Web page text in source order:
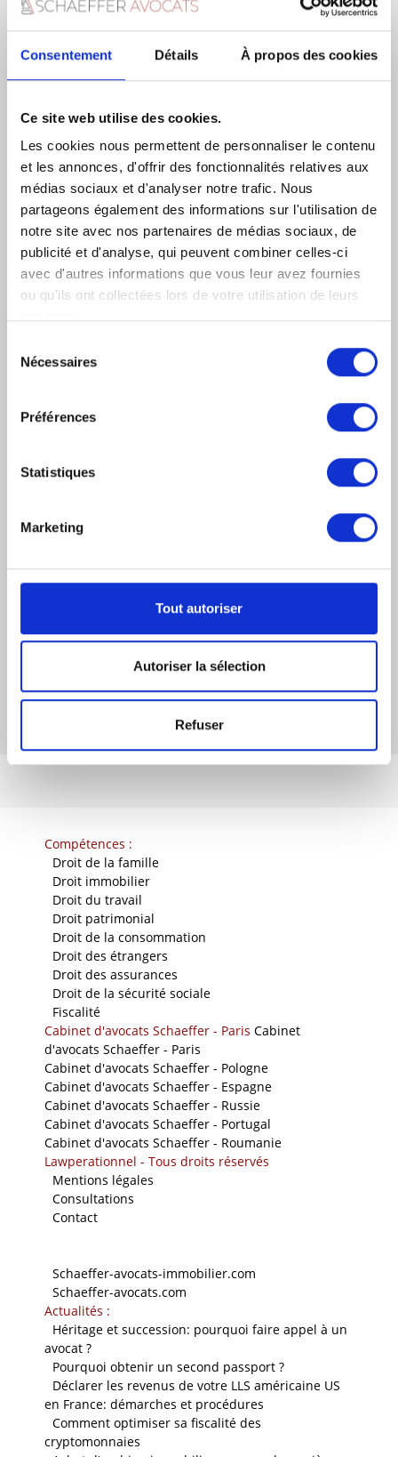
Consentement Détails À propos des cookies
Ce site web utilise des cookies.
Les cookies nous permettent de personnaliser le contenu
et les annonces, d'offrir des fonctionnalités relatives aux
médias sociaux et d'analyser notre trafic. Nous
partageons également des informations sur l'utilisation de
notre site avec nos partenaires de médias sociaux, de
publicité et d'analyse, qui peuvent combiner celles-ci
avec d'autres informations que vous leur avez fournies
ou qu'ils ont collectées lors de votre utilisation de leurs
Nécessaires
Préférences
Statistiques
Marketing
Tout autoriser
Autoriser la sélection
Refuser
Saisie Des Fonds Par L’AGRASC
Factures Impayées Entre Professionnels : La Nouvelle
Procédure Simplifiée De Recouvrement
Gérant De Paille Et Gérant De Fait : Risques,
Responsabilités Et Comment S’en Sortir ?
Rupture Conventionnelle En 2026 : Contribution
Patronale À 40 %
De Versement D’une Aide Publique Lorsque Vous Êtes
Une Entreprise ?
Rachat D’une Société En Liquidation Judiciaire : Guide
Compétences :
Droit de la famille
Droit immobilier
Droit du travail
Droit patrimonial
Droit de la consommation
Droit des étrangers
Droit des assurances
Droit de la sécurité sociale
Fiscalité
Cabinet d'avocats Schaeffer - Paris Cabinet
d'avocats Schaeffer - Paris
Cabinet d'avocats Schaeffer - Pologne
Cabinet d'avocats Schaeffer - Espagne
Cabinet d'avocats Schaeffer - Russie
Cabinet d'avocats Schaeffer - Portugal
Cabinet d'avocats Schaeffer - Roumanie
Lawperationnel - Tous droits réservés
Mentions légales
Consultations
Contact
Schaeffer-avocats-immobilier.com
Schaeffer-avocats.com
Actualités :
Héritage et succession: pourquoi faire appel à un
avocat ?
Pourquoi obtenir un second passport ?
Déclarer les revenus de votre LLS américaine US
en France: démarches et procédures
Comment optimiser sa fiscalité des
cryptomonnaies